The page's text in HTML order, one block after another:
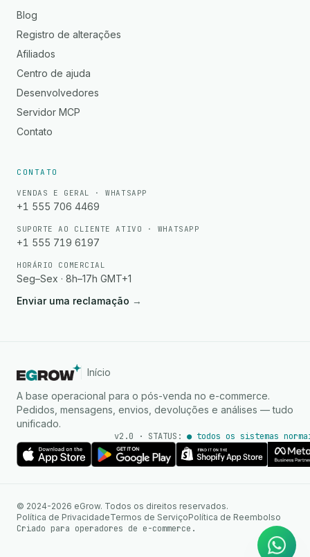
Blog
Registro de alterações
Afiliados
Centro de ajuda
Desenvolvedores
Servidor MCP
Contato
CONTATO
VENDAS E GERAL · WHATSAPP
+1 555 706 4469
SUPORTE AO CLIENTE ATIVO · WHATSAPP
+1 555 719 6197
HORÁRIO COMERCIAL
Seg–Sex · 8h–17h GMT+1
Enviar uma reclamação →
Início
A base operacional para o pós-venda no e-commerce.
Pedidos, mensagens, envios, devoluções e análises — tudo
unificado.
v2.0 · STATUS: ● todos os sistemas
© 2024-2026 eGrow. Todos os direitos reservados.
Política de PrivacidadeTermos de ServiçoPolítica de Reembolso
Criado para operadores de e-commerce.
WhatsApp